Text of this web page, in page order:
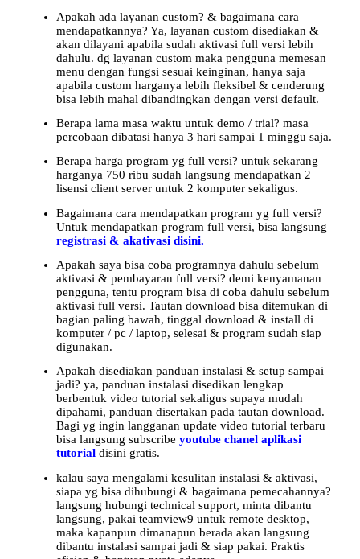
Apakah ada layanan custom? & bagaimana cara
mendapatkannya? Ya, layanan custom disediakan &
akan dilayani apabila sudah aktivasi full versi lebih
dahulu. dg layanan custom maka pengguna memesan
menu dengan fungsi sesuai keinginan, hanya saja
apabila custom harganya lebih fleksibel & cenderung
bisa lebih mahal dibandingkan dengan versi default.
Berapa lama masa waktu untuk demo / trial? masa
percobaan dibatasi hanya 3 hari sampai 1 minggu saja.
Berapa harga program yg full versi? untuk sekarang
harganya 750 ribu sudah langsung mendapatkan 2
lisensi client server untuk 2 komputer sekaligus.
Bagaimana cara mendapatkan program yg full versi?
Untuk mendapatkan program full versi, bisa langsung
registrasi & akativasi disini.
Apakah saya bisa coba programnya dahulu sebelum
aktivasi & pembayaran full versi? demi kenyamanan
pengguna, tentu program bisa di coba dahulu sebelum
aktivasi full versi. Tautan download bisa ditemukan di
bagian paling bawah, tinggal download & install di
komputer / pc / laptop, selesai & program sudah siap
digunakan.
Apakah disediakan panduan instalasi & setup sampai
jadi? ya, panduan instalasi disedikan lengkap
berbentuk video tutorial sekaligus supaya mudah
dipahami, panduan disertakan pada tautan download.
Bagi yg ingin langganan update video tutorial terbaru
bisa langsung subscribe youtube chanel aplikasi
tutorial disini gratis.
kalau saya mengalami kesulitan instalasi & aktivasi,
siapa yg bisa dihubungi & bagaimana pemecahannya?
langsung hubungi technical support, minta dibantu
langsung, pakai teamview9 untuk remote desktop,
maka kapanpun dimanapun berada akan langsung
dibantu instalasi sampai jadi & siap pakai. Praktis